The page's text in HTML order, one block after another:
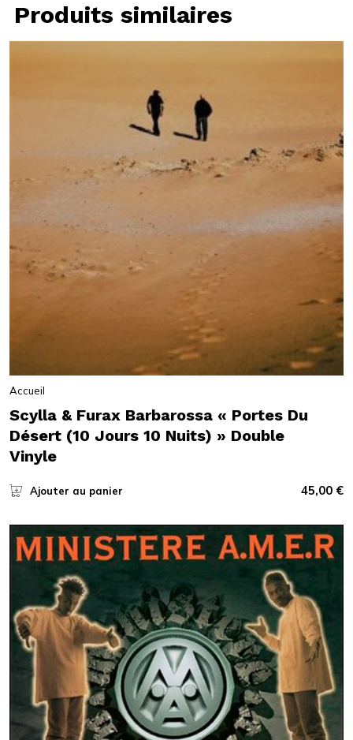
Produits similaires
Accueil
Scylla & Furax Barbarossa « Portes Du
Désert (10 Jours 10 Nuits) » Double
Vinyle
Ajouter au panier 45,00 €